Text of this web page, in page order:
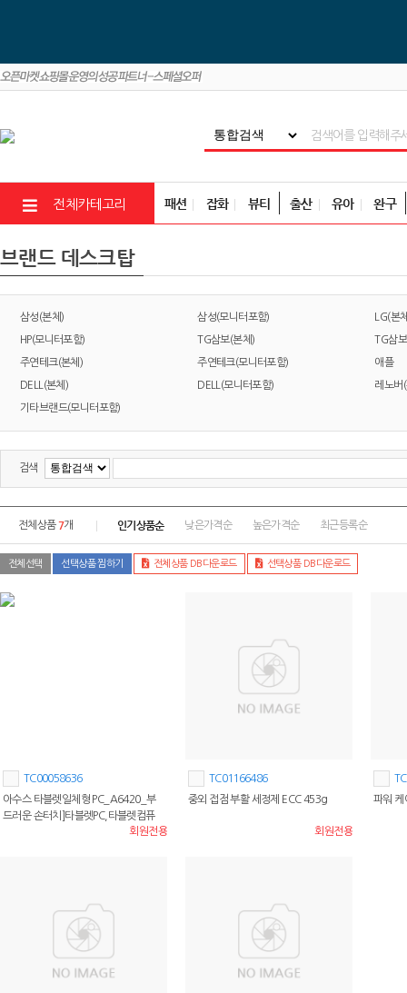
전체카테고리 패션 잡화 뷰티 출산 유아 완구
브랜드 데스크탑
삼성(본체) 삼성(모니터포함) LG(본
HP(모니터포함) TG삼보(본체) TG삼
주연테크(본체) 주연테크(모니터포함) 애플
DELL(본체) DELL(모니터포함) 레노버
기타브랜드(모니터포함)
검색
전체상품7개 인기상품순 낮은가격순 높은가격순 최근등록순
전체선택 선택상품 찜하기 전체상품 DB다운로드 선택상품 DB다운로드
TC00058636
아수스 타블렛일체형 PC_A6420_부
드러운 손터치]타블렛PC,타블렛컴퓨
회원전용
TC01166486
중외 접점 부활 세정제 ECC 453g
회원전용
파워